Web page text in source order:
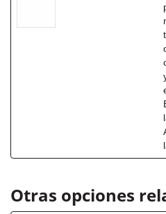
Otras opciones